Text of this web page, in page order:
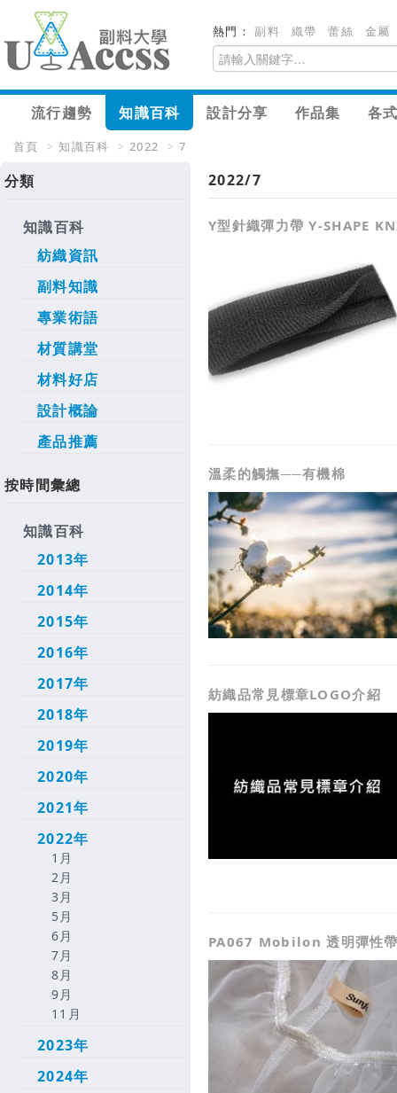
熱門：副料 織帶 蕾絲 金屬
流行趨勢 知識百科 設計分享 作品集 各
首頁 > 知識百科 > 2022 > 7
分類
知識百科
紡織資訊
副料知識
專業術語
材質講堂
材料好店
設計概論
產品推薦
按時間彙總
知識百科
2013年
2014年
2015年
2016年
2017年
2018年
2019年
2020年
2021年
2022年
1月
2月
3月
5月
6月
7月
8月
9月
11月
2023年
2024年
2022/7
Y型針織彈力帶 Y-SHAPE
溫柔的觸撫──有機棉
紡織品常見標章LOGO介紹
PA067 Mobilon 透明彈性